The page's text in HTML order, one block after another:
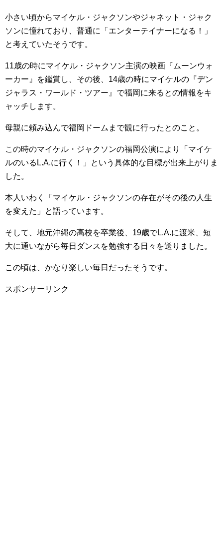
小さい頃からマイケル・ジャクソンやジャネット・ジャク
ソンに憧れており、普通に「エンターテイナーになる！」
と考えていたそうです。
11歳の時にマイケル・ジャクソン主演の映画『ムーンウォ
ーカー』を鑑賞し、その後、14歳の時にマイケルの『デン
ジャラス・ワールド・ツアー』で福岡に来るとの情報をキ
ャッチします。
母親に頼み込んで福岡ドームまで観に行ったとのこと。
この時のマイケル・ジャクソンの福岡公演により「マイケ
ルのいるL.A.に行く！」という具体的な目標が出来上がりま
した。
本人いわく「マイケル・ジャクソンの存在がその後の人生
を変えた」と語っています。
そして、地元沖縄の高校を卒業後、19歳でL.A.に渡米、短
大に通いながら毎日ダンスを勉強する日々を送りました。
この頃は、かなり楽しい毎日だったそうです。
スポンサーリンク